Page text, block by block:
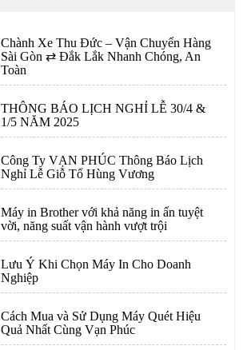
Chành Xe Thu Đức – Vận Chuyển Hàng
Sài Gòn ⇄ Đắk Lắk Nhanh Chóng, An
Toàn
THÔNG BÁO LỊCH NGHỈ LỄ 30/4 &
1/5 NĂM 2025
Công Ty VẠN PHÚC Thông Báo Lịch
Nghỉ Lễ Giỗ Tổ Hùng Vương
Máy in Brother với khả năng in ấn tuyệt
vời, năng suất vận hành vượt trội
Lưu Ý Khi Chọn Máy In Cho Doanh
Nghiệp
Cách Mua và Sử Dụng Máy Quét Hiệu
Quả Nhất Cùng Vạn Phúc